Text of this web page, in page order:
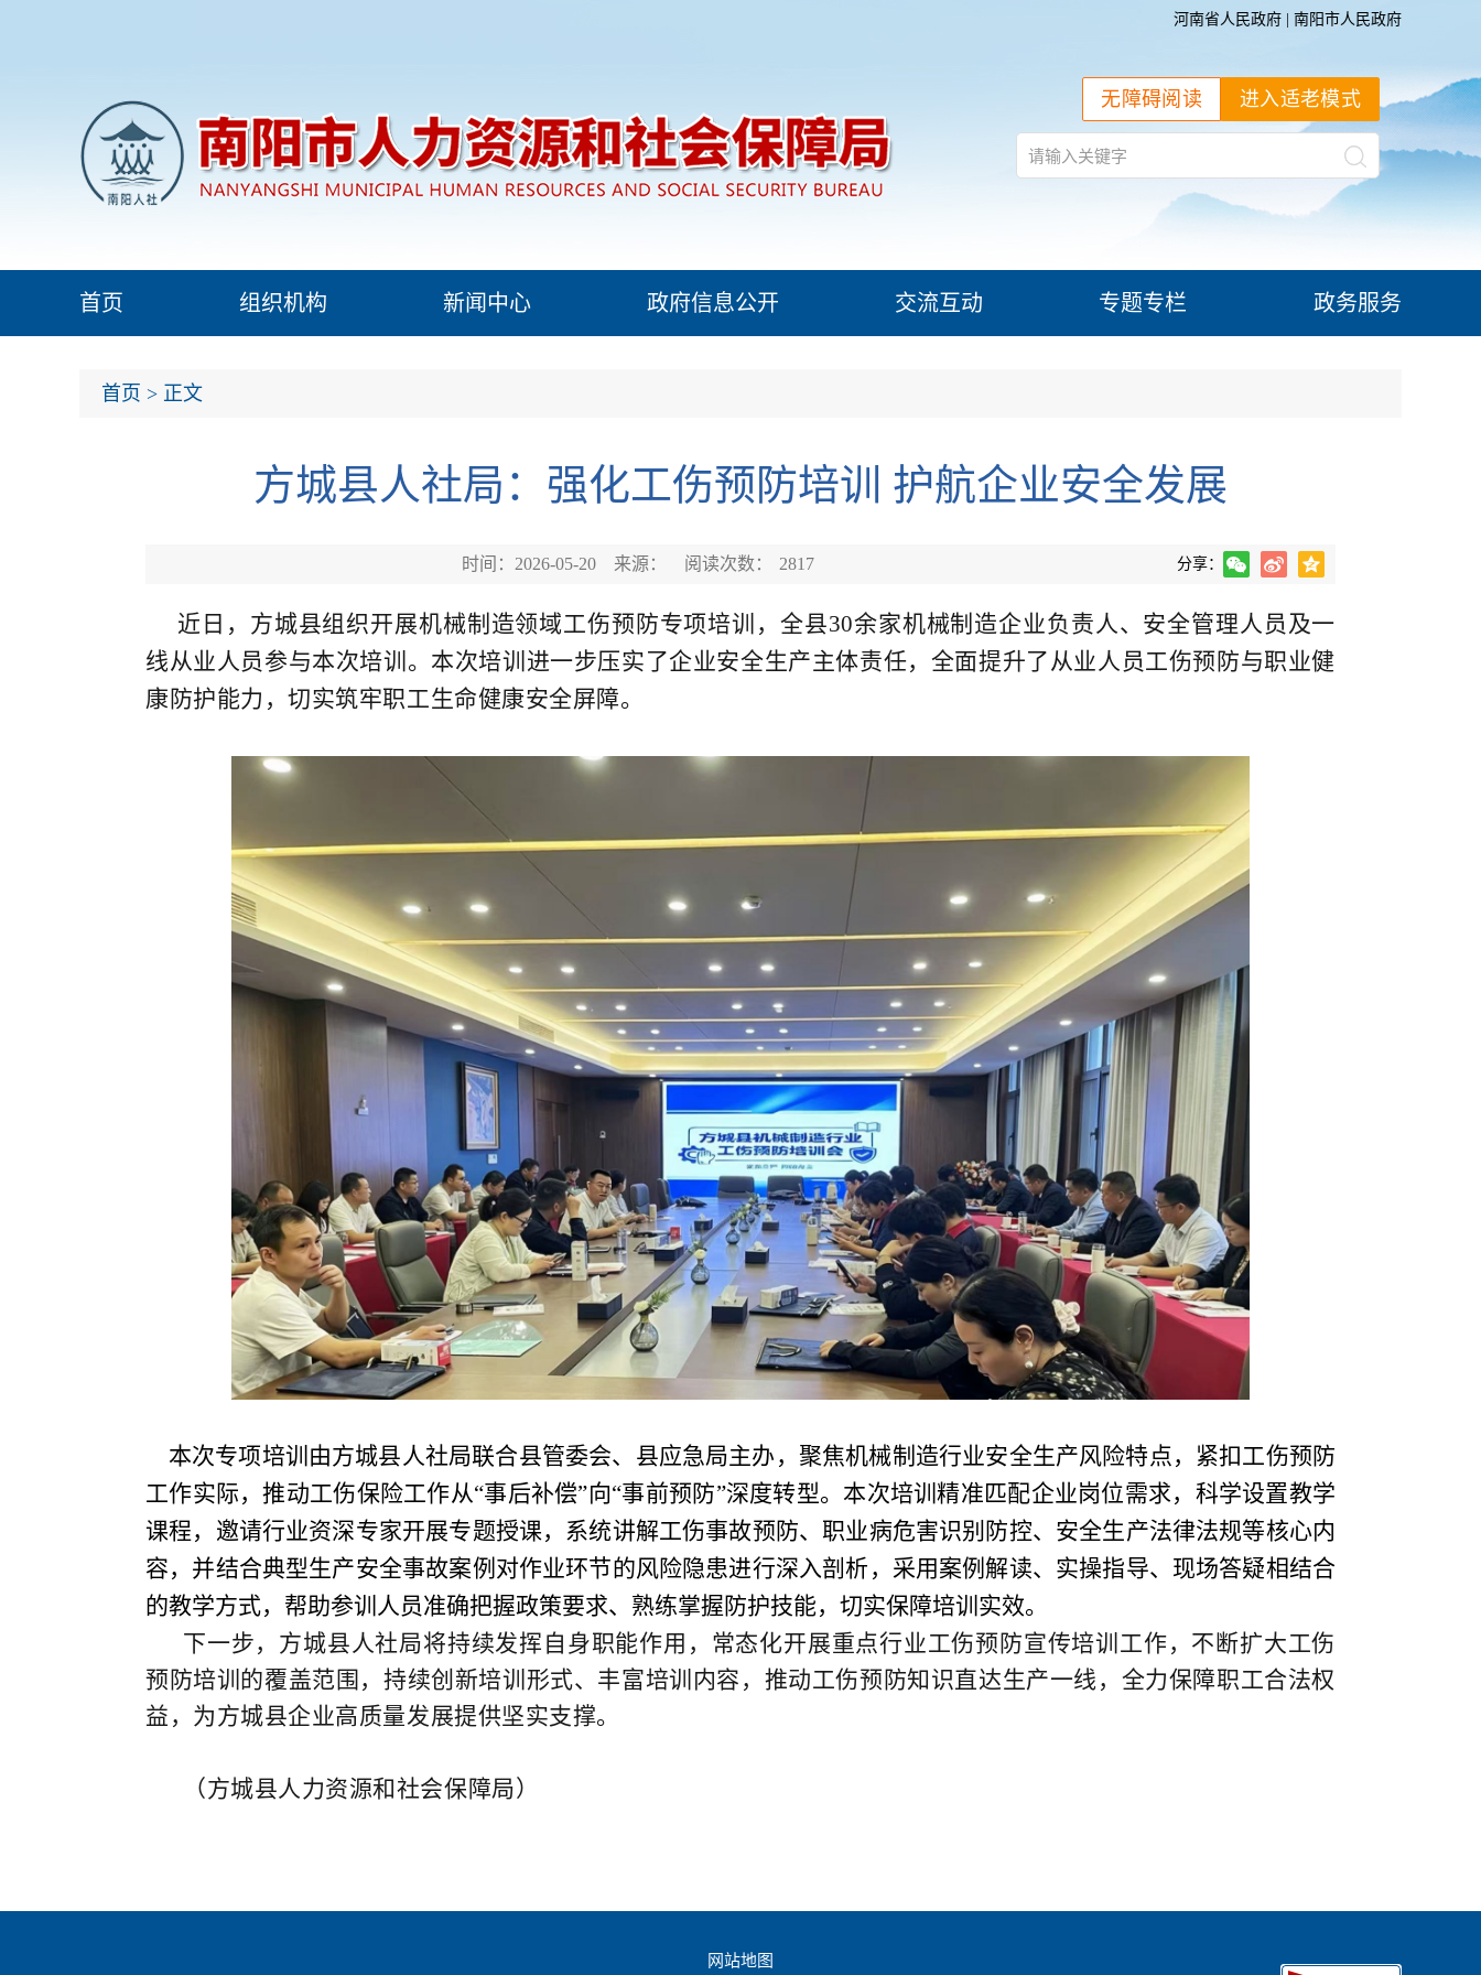
河南省人民政府 南阳市人民政府
进入适老模式
无障碍阅读
首页 组织机构 新闻中心 政府信息公开 交流互动 专题专栏 政务服务
首页 > 正文
方城县人社局：强化工伤预防培训 护航企业安全发展
时间：2026-05-20 来源： 阅读次数： 2817 分享：
近日，方城县组织开展机械制造领域工伤预防专项培训，全县30余家机械制造企业负责人、安全管理人员及一
线从业人员参与本次培训。本次培训进一步压实了企业安全生产主体责任，全面提升了从业人员工伤预防与职业健
康防护能力，切实筑牢职工生命健康安全屏障。
本次专项培训由方城县人社局联合县管委会、县应急局主办，聚焦机械制造行业安全生产风险特点，紧扣工伤预防
工作实际，推动工伤保险工作从“事后补偿”向“事前预防”深度转型。本次培训精准匹配企业岗位需求，科学设置教学
课程，邀请行业资深专家开展专题授课，系统讲解工伤事故预防、职业病危害识别防控、安全生产法律法规等核心内
容，并结合典型生产安全事故案例对作业环节的风险隐患进行深入剖析，采用案例解读、实操指导、现场答疑相结合
的教学方式，帮助参训人员准确把握政策要求、熟练掌握防护技能，切实保障培训实效。
下一步，方城县人社局将持续发挥自身职能作用，常态化开展重点行业工伤预防宣传培训工作，不断扩大工伤
预防培训的覆盖范围，持续创新培训形式、丰富培训内容，推动工伤预防知识直达生产一线，全力保障职工合法权
益，为方城县企业高质量发展提供坚实支撑。
（方城县人力资源和社会保障局）
网站地图